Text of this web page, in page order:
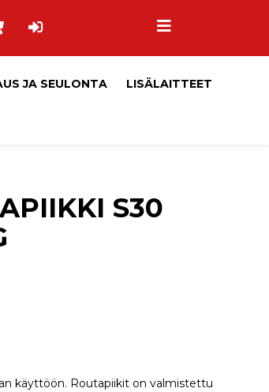
JA SEULONTA LISÄLAITTEET
S30
käyttöön. Routapiikit on valmistettu